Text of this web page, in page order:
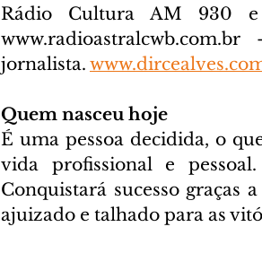
www.radioastralcwb.com.br
jornalista.
Quem nasceu hoje
É uma pessoa decidida, o
vida profissional e
Conquistará sucesso graças
ajuizado e talhado para as